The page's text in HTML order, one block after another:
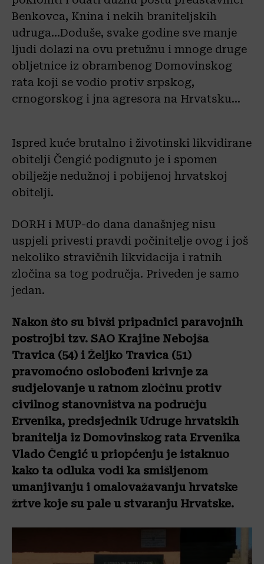
Benkovca, Knina i nekih braniteljskih
udruga…Doduše, svake godine sve manje
ljudi dolazi na ovu pretužnu i mnoge druge
obljetnice iz obrambenog Domovinskog
rata koji se vodio protiv srpskog,
crnogorskog i jna agresora na Hrvatsku…
Ispred kuće brutalno i životinski likvidirane
obitelji Čengić podignuto je i spomen
obilježje nedužnoj i pobijenoj hrvatskoj
obitelji.
DORH i MUP-do dana današnjeg nisu
uspjeli privesti pravdi počinitelje ovog i još
nekoliko stravičnih likvidacija i ratnih
zločina sa tog područja. Priveden je samo
jedan.
Nakon što su bivši pripadnici paravojnih
postrojbi tzv. SAO Krajine Nebojša
Travica (54) i Željko Travica (51)
pravomoćno oslobođeni krivnje za
sudjelovanje u ratnom zločinu protiv
civilnog stanovništva na području
Ervenika, predsjednik Udruge hrvatskih
branitelja iz Domovinskog rata Ervenika
Vlado Čengić u priopćenju je istaknuo
kako ta odluka vodi ka smišljenom
umanjivanju i omalovažavanju hrvatske
žrtve koje su pale u stvaranju Hrvatske.